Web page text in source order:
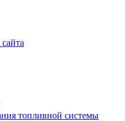
топливной системы